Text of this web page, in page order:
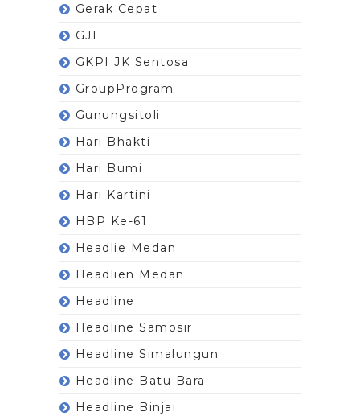
Gerak Cepat
GJL
GKPI JK Sentosa
GroupProgram
Gunungsitoli
Hari Bhakti
Hari Bumi
Hari Kartini
HBP Ke-61
Headlie Medan
Headlien Medan
Headline
Headline Samosir
Headline Simalungun
Headline Batu Bara
Headline Binjai